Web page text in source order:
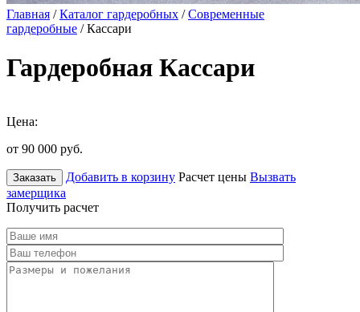
Главная /Каталог гардеробных /Современные
гардеробные / Кассари
Гардеробная Кассари
Цена:
от 90 000 руб.
Заказать Добавить в корзину Расчет цены Вызвать
замерщика
Получить расчет